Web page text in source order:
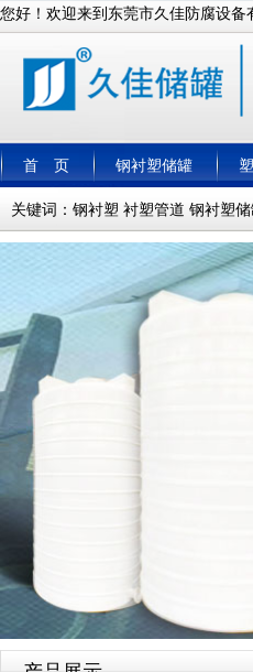
您好！欢迎来到东莞市久佳防腐设备
首 页 钢衬塑储罐
关键词： 钢衬塑 衬塑管道 钢衬塑